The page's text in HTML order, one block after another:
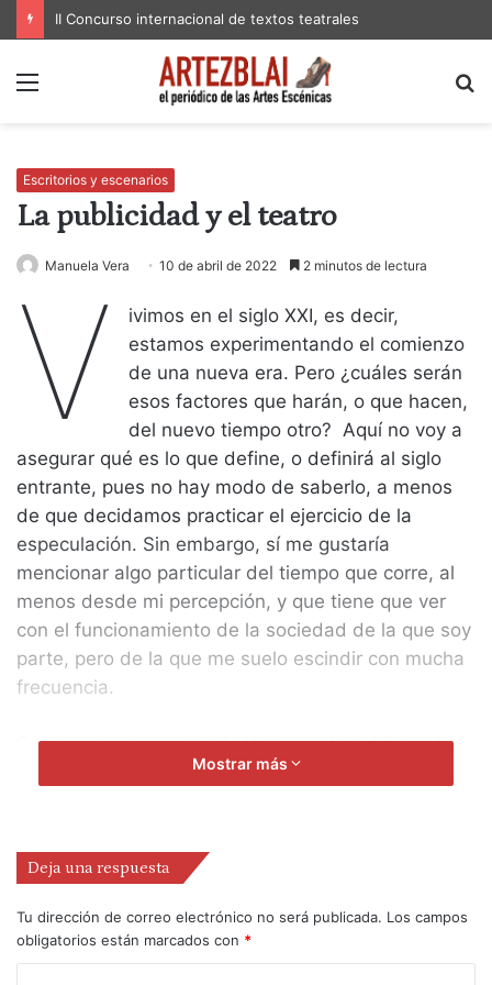
II Concurso internacional de textos teatrales
Menú
Escritorios y escenarios
La publicidad y el teatro
Manuela Vera 10 de abril de 2022 2 minutos de lectura
V
ivimos en el siglo XXI, es decir,
estamos experimentando el comienzo
de una nueva era. Pero ¿cuáles serán
esos factores que harán, o que hacen,
del nuevo tiempo otro? Aquí no voy a
asegurar qué es lo que define, o definirá al siglo
entrante, pues no hay modo de saberlo, a menos
de que decidamos practicar el ejercicio de la
especulación. Sin embargo, sí me gustaría
mencionar algo particular del tiempo que corre, al
menos desde mi percepción, y que tiene que ver
con el funcionamiento de la sociedad de la que soy
parte, pero de la que me suelo escindir con mucha
frecuencia.
Se trata pues de cómo la lógica de la publicidad se
ha inmiscuido en campos en los que no debería
debería tener tanto protagonismo porque la
publicidad tiene la capacidad de ocultarnos lo
importante y de mostrarnos lo irrelevante, y, por
ejemplo, logra persuadirnos para comprar algo que
Mostrar más
Deja una respuesta
Tu dirección de correo electrónico no será publicada. Los campos
obligatorios están marcados con *